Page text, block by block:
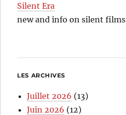
Silent Era
new and info on silent films
LES ARCHIVES
Juillet 2026 (13)
Juin 2026 (12)